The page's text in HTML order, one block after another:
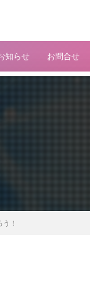
知らせ お問合せ
！